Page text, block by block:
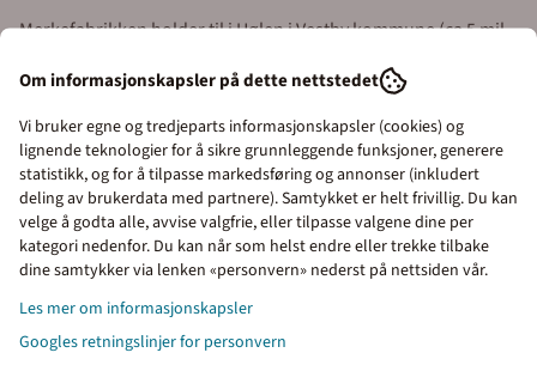
Merkefabrikken holder til i Hølen i Vestby kommune (ca 5 mil
virkedager.
Sentralbord:64 80 90 50
e-post:post@merkefabrikken.no
Priser inkl. eller ekskl.
mva
I denne butikken kan du
Om informasjonskapsler på dette nettstedet
Vi bruker egne og tredjeparts informasjonskapsler (cookies) og
lignende teknologier for å sikre grunnleggende funksjoner, generere
statistikk, og for å tilpasse markedsføring og annonser (inkludert
deling av brukerdata med partnere). Samtykket er helt frivillig. Du kan
velge å godta alle, avvise valgfrie, eller tilpasse valgene dine per
kategori nedenfor. Du kan når som helst endre eller trekke tilbake
dine samtykker via lenken «personvern» nederst på nettsiden vår.
Les mer om informasjonskapsler
Googles retningslinjer for personvern